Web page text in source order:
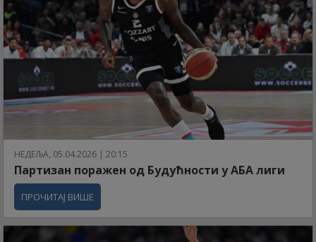
НЕДЕЉА, 05.04.2026 | 20:15
Партизан поражен од Будућности у АБА лиги
ПРОЧИТАЈ ВИШЕ